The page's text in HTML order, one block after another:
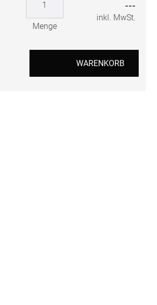
Menge
---
inkl. MwSt.
WARENKORB